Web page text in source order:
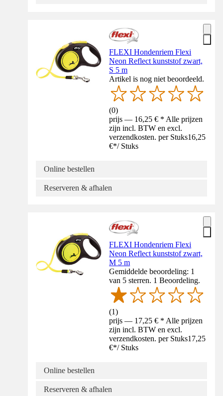
FLEXI Hondenriem Flexi
Neon Reflect kunststof zwart,
S 5 m
Artikel is nog niet beoordeeld.
(0)
prijs — 16,25 € * Alle prijzen
zijn incl. BTW en excl.
verzendkosten. per Stuks16,25
€*/ Stuks
Online bestellen
Reserveren & afhalen
FLEXI Hondenriem Flexi
Neon Reflect kunststof zwart,
M 5 m
Gemiddelde beoordeling: 1
van 5 sterren. 1 Beoordeling.
(1)
prijs — 17,25 € * Alle prijzen
zijn incl. BTW en excl.
verzendkosten. per Stuks17,25
€*/ Stuks
Online bestellen
Reserveren & afhalen